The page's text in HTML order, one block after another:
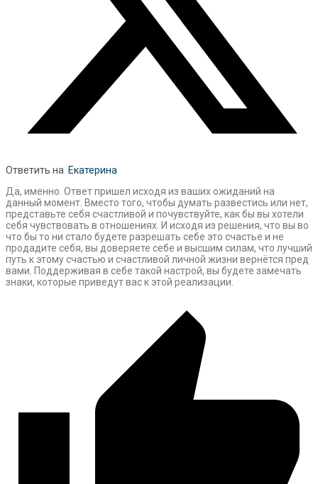
Ответить на Екатерина
Да, именно. Ответ пришел исходя из ваших ожиданий на
данный момент. Вместо того, чтобы думать развестись или нет,
представьте себя счастливой и почувствуйте, как бы вы хотели
себя чувствовать в отношениях. И исходя из решения, что вы во
что бы то ни стало будете разрешать себе это счастье и не
продадите себя, вы доверяете себе и высшим силам, что лучший
путь к этому счастью и счастливой личной жизни вернётся пред
вами. Поддерживая в себе такой настрой, вы будете замечать
знаки, которые приведут вас к этой реализации.